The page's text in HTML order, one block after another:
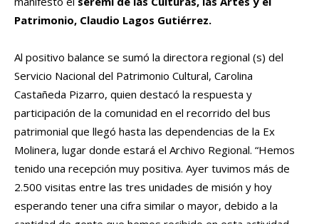
Patrimonio, Claudio Lagos Gutiérrez.
Al positivo balance se sumó la directora regional (s) del
Servicio Nacional del Patrimonio Cultural, Carolina
Castañeda Pizarro, quien destacó la respuesta y
participación de la comunidad en el recorrido del bus
patrimonial que llegó hasta las dependencias de la Ex
Molinera, lugar donde estará el Archivo Regional. “Hemos
tenido una recepción muy positiva. Ayer tuvimos más de
2.500 visitas entre las tres unidades de misión y hoy
esperando tener una cifra similar o mayor, debido a la